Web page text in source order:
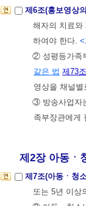
제6조(홍보영상
해자의 치료
하여야 한다. <
② 성평등가족
같은 법 제73조
영상을 채널
③ 방송사업자
족부장관에게
제2장 아동ㆍ청
제7조(아동ㆍ청
또는 5년 이상